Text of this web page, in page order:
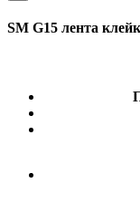
SM G15 лента